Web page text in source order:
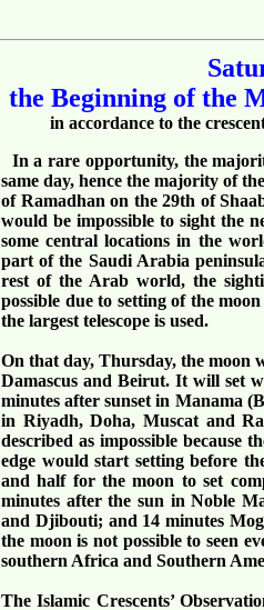
the Beginning of the
in accordance to the
In a rare opportunity, the
same day, hence the majority of
of Ramadhan on the 29th of
would be impossible to sight the
some central locations in the
part of the Saudi Arabia
rest of the Arab world, the
possible due to setting of the
the largest telescope is used.
On that day, Thursday, the moon
Damascus and Beirut. It will set
minutes after sunset in Manama
in Riyadh, Doha, Muscat and
described as impossible because
edge would start setting before
and half for the moon to set
minutes after the sun in Noble
and Djibouti; and 14 minutes
the moon is not possible to seen
southern Africa and Southern
The Islamic Crescents’